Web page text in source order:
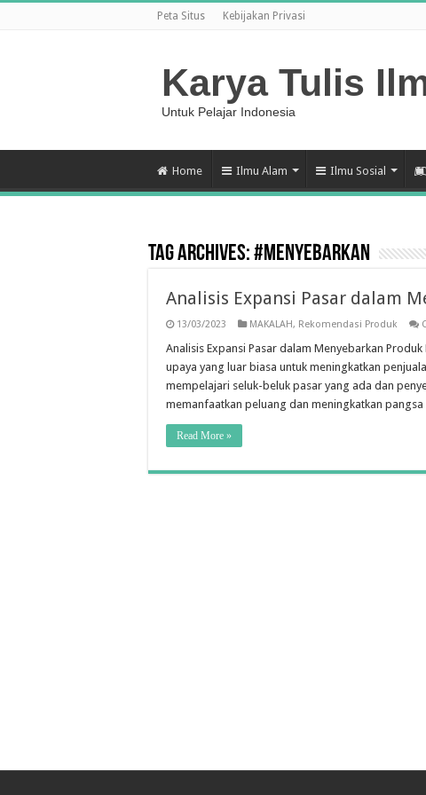
Peta Situs Kebijakan Privasi
Karya Tulis
Untuk Pelajar Indonesia
Home Ilmu Alam Ilmu Sosial
Tag Archives:#menyebarkan
Analisis Expansi Pasar dalam
13/03/2023 MAKALAH, Rekomendasi Produk
Analisis Expansi Pasar dalam Menyebarkan
upaya yang luar biasa untuk meningkatkan
mempelajari seluk-beluk pasar yang ada dan
memanfaatkan peluang dan meningkatkan
Read More »